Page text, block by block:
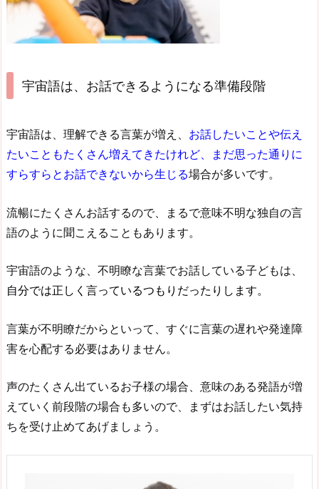
宇宙語は、お話できるようになる準備段階
宇宙語は、理解できる言葉が増え、 お話したいことや伝え
たいこともたくさん増えてきたけれど、まだ思った通りに
すらすらとお話できないから生じる場合が多いです。
流暢にたくさんお話するので、まるで意味不明な独自の言
語のように聞こえることもあります。
宇宙語のような、不明瞭な言葉でお話している子どもは、
自分では正しく言っているつもりだったりします。
言葉が不明瞭だからといって、すぐに言葉の遅れや発達障
害を心配する必要はありません。
声のたくさん出ているお子様の場合、意味のある発語が増
えていく前段階の場合も多いので、まずはお話したい気持
ちを受け止めてあげましょう。